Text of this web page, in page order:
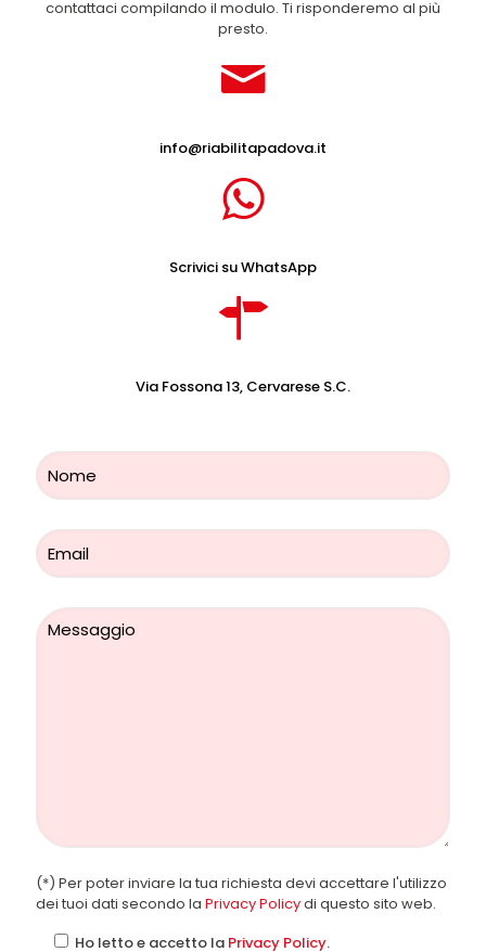
contattaci compilando il modulo. Ti risponderemo al più
presto.
info@riabilitapadova.it
Scrivici su WhatsApp
Via Fossona 13, Cervarese S.C.
(*) Per poter inviare la tua richiesta devi accettare l'utilizzo
dei tuoi dati secondo la Privacy Policydi questo sito web.
Ho letto e accetto la Privacy Policy.